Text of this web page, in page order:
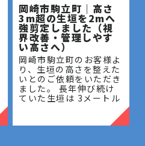
岡崎市駒立町｜高さ
3m超の生垣を2mへ
強剪定しました（視
界改善・管理しやす
い高さへ）
岡崎市駒立町のお客様よ
り、生垣の高さを整えた
いとのご依頼をいただき
ました。 長年伸び続け
ていた生垣は 3メートル
り、管理が難しく、日当
たりや風通しにも影響が